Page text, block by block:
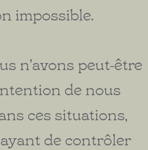
impossible.
n'avons peut-être
de nous
ces situations,
de contrôler